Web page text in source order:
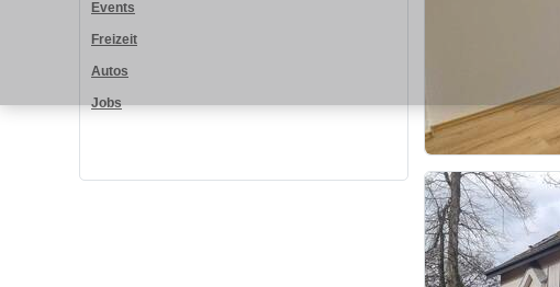
Events
Freizeit
Autos
Jobs